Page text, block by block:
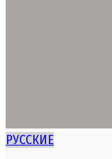
РУССКИЕ